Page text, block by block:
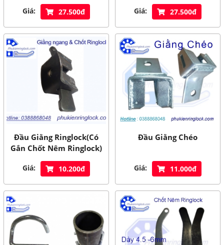
Giá: 27.500đ Giá: 27.500đ
Đầu Giằng Ringlock(Có
Gắn Chốt Nêm Ringlock)
Giá: 10.200đ
Đầu Giằng Chéo
Giá: 11.000đ